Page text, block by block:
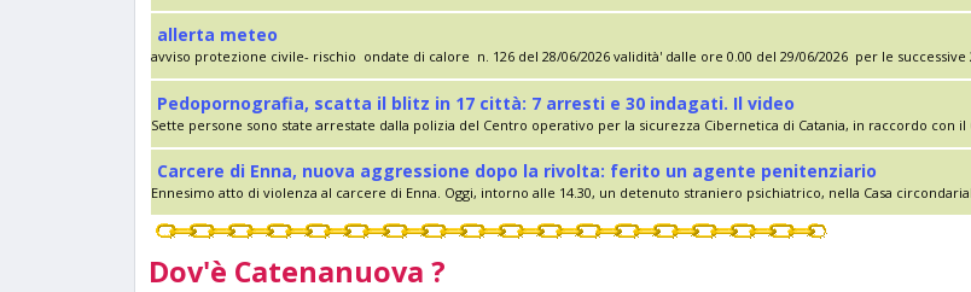
allerta meteo
avviso protezione civile- rischio ondate di calore n. 126 del 28/06/2026 validità' dalle ore 0.00 del 29/06/2026 per le successive
Pedopornografia, scatta il blitz in 17 città: 7 arresti e 30 indagati. Il video
Sette persone sono state arrestate dalla polizia del Centro operativo per la sicurezza Cibernetica di Catania, in raccordo con il
Carcere di Enna, nuova aggressione dopo la rivolta: ferito un agente penitenziario
Ennesimo atto di violenza al carcere di Enna. Oggi, intorno alle 14.30, un detenuto straniero psichiatrico, nella Casa
Dov'è Catenanuova ?